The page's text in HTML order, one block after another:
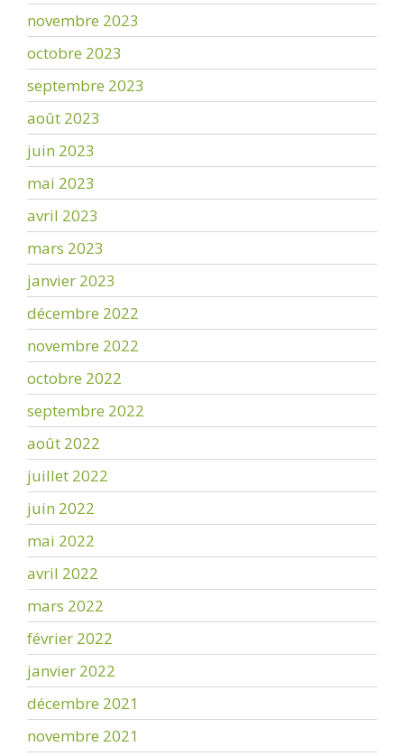
novembre 2023
octobre 2023
septembre 2023
août 2023
juin 2023
mai 2023
avril 2023
mars 2023
janvier 2023
décembre 2022
novembre 2022
octobre 2022
septembre 2022
août 2022
juillet 2022
juin 2022
mai 2022
avril 2022
mars 2022
février 2022
janvier 2022
décembre 2021
novembre 2021